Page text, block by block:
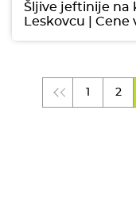
Šljive jeftinije na
Leskovcu | Cene
1 2